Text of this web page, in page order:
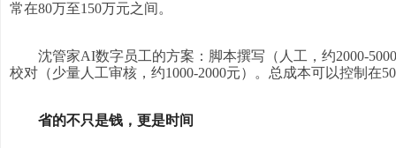
常在80万至150万元之间。
沈管家AI数字员工的方案：脚本撰写（人工，约2000-
校对（少量人工审核，约1000-2000元）。总成本可以控制在
省的不只是钱，更是时间